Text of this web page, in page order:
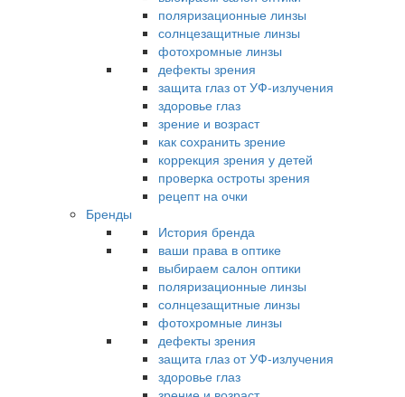
поляризационные линзы
солнцезащитные линзы
фотохромные линзы
дефекты зрения
защита глаз от УФ-излучения
здоровье глаз
зрение и возраст
как сохранить зрение
коррекция зрения у детей
проверка остроты зрения
рецепт на очки
Бренды
История бренда
ваши права в оптике
выбираем салон оптики
поляризационные линзы
солнцезащитные линзы
фотохромные линзы
дефекты зрения
защита глаз от УФ-излучения
здоровье глаз